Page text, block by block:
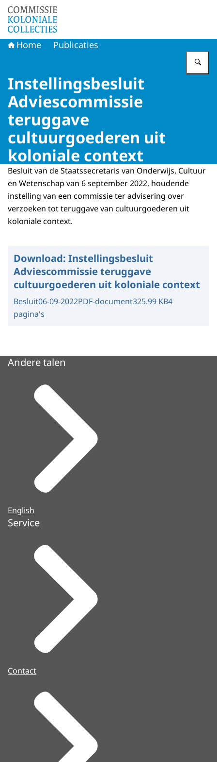
Naar de homepage van Commissie Koloniale Collecties
Home Publicaties
Instellingsbesluit
Adviescommissie
teruggave
cultuurgoederen uit
koloniale context
Besluit van de Staatssecretaris van Onderwijs, Cultuur
en Wetenschap van 6 september 2022, houdende
instelling van een commissie ter advisering over
verzoeken tot teruggave van cultuurgoederen uit
koloniale context.
Download: Instellingsbesluit
Adviescommissie teruggave
cultuurgoederen uit koloniale context
Besluit06-09-2022PDF-document325.99 KB4
pagina's
Andere talen
English
Service
Contact